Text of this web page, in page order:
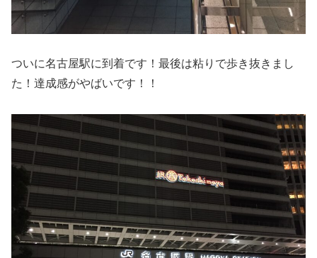
ついに名古屋駅に到着です！最後は粘りで歩き抜きまし
た！達成感がやばいです！！